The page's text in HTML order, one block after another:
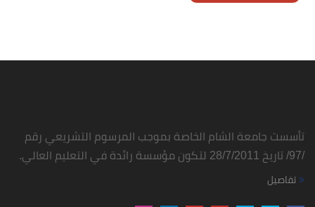
تأسست جامعة الشام الخاصة بموجب المرسوم التشريعي رقم
/97/ تاريخ 28/7/2011 لتكون مؤسسة رائدة في التعليم العالي.
تفاصيل